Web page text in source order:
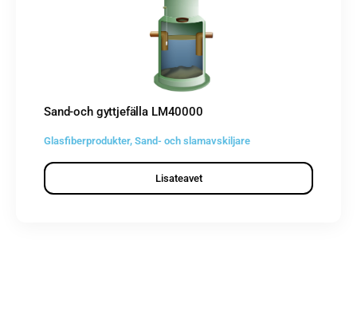
Sand-och gyttjefälla LM40000
Glasfiberprodukter, Sand- och slamavskiljare
Lisateavet